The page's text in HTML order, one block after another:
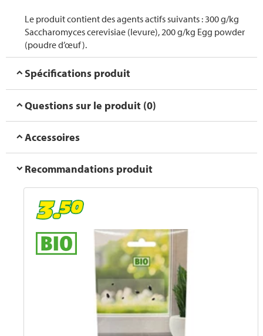
Le produit contient des agents actifs suivants : 300 g/kg
Saccharomyces cerevisiae (levure), 200 g/kg Egg powder
(poudre d’œuf).
Spécifications produit
Questions sur le produit (0)
Accessoires
Recommandations produit